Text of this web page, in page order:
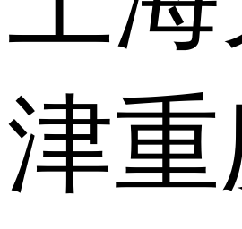
津